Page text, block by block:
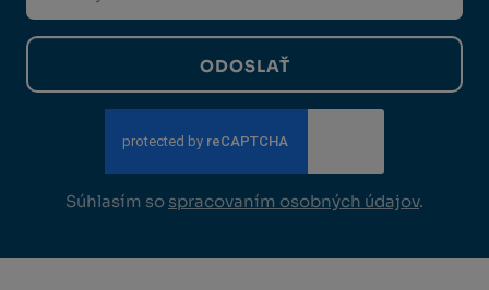
ODOSLAŤ
Súhlasím so spracovaním osobných údajov.